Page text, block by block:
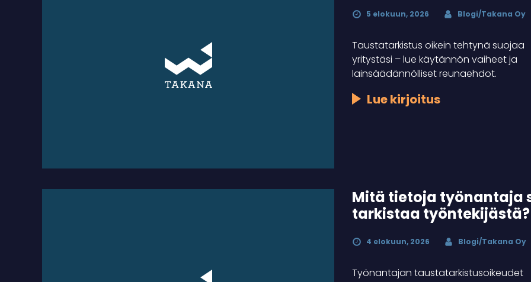
5 elokuun, 2026 Blogi/Takana Oy
Taustatarkistus oikein tehtynä suojaa
yritystäsi – lue käytännön vaiheet ja
lainsäädännölliset reunaehdot.
Lue kirjoitus
Mitä tietoja työnantaja
tarkistaa työntekijästä?
4 elokuun, 2026 Blogi/Takana Oy
Työnantajan taustatarkistusoikeudet